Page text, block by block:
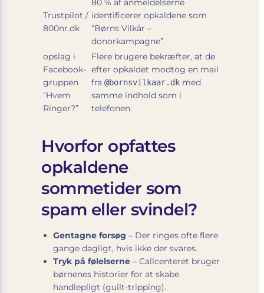
Trustpilot /
800nr.dk
80 % af anmeldelserne
identificerer opkaldene som
“Børns Vilkår –
donorkampagne”.
opslag i
Facebook-
gruppen
“Hvem
Ringer?”
Flere brugere bekræfter, at de
efter opkaldet modtog en mail
fra @bornsvilkaar.dk med
samme indhold som i
telefonen.
Hvorfor opfattes
opkaldene
sommetider som
spam eller svindel?
Gentagne forsøg – Der ringes ofte flere
gange dagligt, hvis ikke der svares.
Tryk på følelserne – Callcenteret bruger
børnenes historier for at skabe
handlepligt (guilt-tripping).